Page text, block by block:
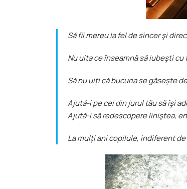
Să fii mereu la fel de sincer şi
Nu uita ce înseamnă să iubeşti
Să nu uiți că bucuria se găsește
Ajută-i pe cei din jurul tău să îşi
Ajută-i să redescopere liniştea,
La mulţi ani copilule, indiferent